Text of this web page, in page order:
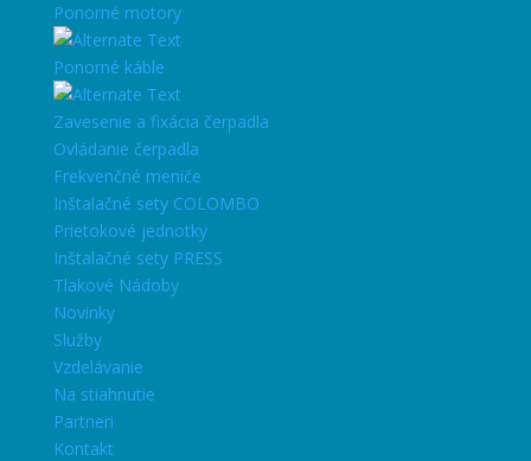
Ponorné motory
Ponorné káble
Zavesenie a fixácia čerpadla
Ovládanie čerpadla
Frekvenčné meniče
Inštalačné sety COLOMBO
Prietokové jednotky
Inštalačné sety PRESS
Tlakové Nádoby
Novinky
Služby
Vzdelávanie
Na stiahnutie
Partneri
Kontakt